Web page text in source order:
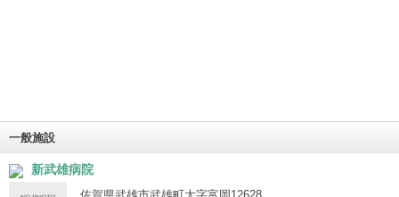
一般施設
新武雄病院